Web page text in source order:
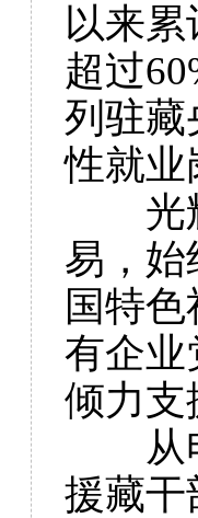
以来
超过
列驻藏
性就业
光
易，始
国特
有企业
倾力支
从电
援藏干